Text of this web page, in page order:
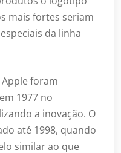
mais fortes seriam
da linha
foram
1977 no
a inovação. O
até 1998, quando
similar ao que